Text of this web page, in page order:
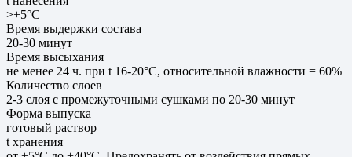
>+5°C
Время выдержки состава
20-30 минут
Время высыхания
не менее 24 ч. при t 16-20°C, относительной влажности = 60%
Количество слоев
2-3 слоя с промежуточными сушками по 20-30 минут
Форма выпуска
готовый раствор
t хранения